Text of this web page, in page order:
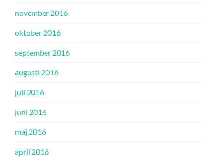
november 2016
oktober 2016
september 2016
augusti 2016
juli 2016
juni 2016
maj 2016
april 2016